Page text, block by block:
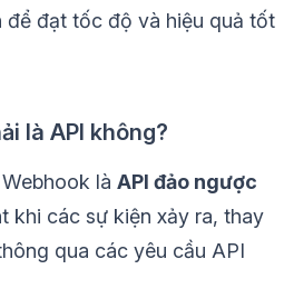
để đạt tốc độ và hiệu quả tốt
là API không?
là API đảo ngược
khi các sự kiện xảy ra, thay
qua các yêu cầu API